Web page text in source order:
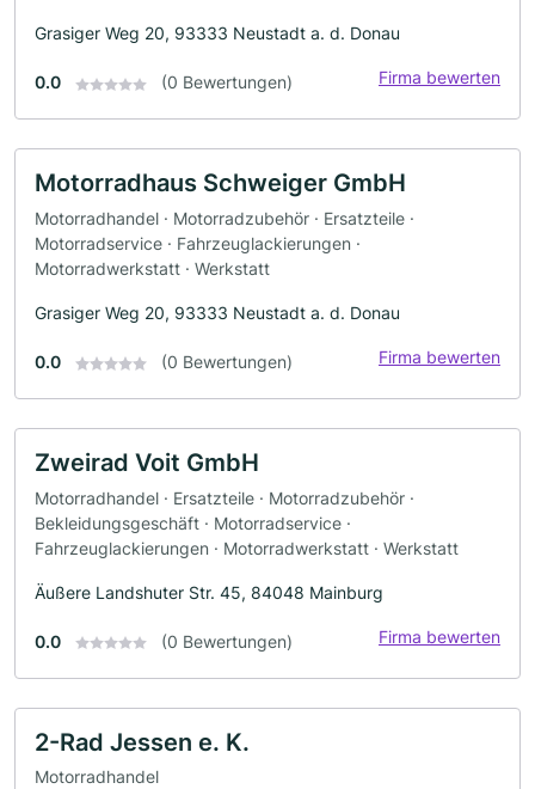
Grasiger Weg 20, 93333 Neustadt a. d. Donau
0.0 (0 Bewertungen) Firma bewerten
Motorradhaus Schweiger GmbH
Motorradhandel · Motorradzubehör · Ersatzteile ·
Motorradservice · Fahrzeuglackierungen ·
Motorradwerkstatt · Werkstatt
Grasiger Weg 20, 93333 Neustadt a. d. Donau
0.0 (0 Bewertungen) Firma bewerten
Zweirad Voit GmbH
Motorradhandel · Ersatzteile · Motorradzubehör ·
Bekleidungsgeschäft · Motorradservice ·
Fahrzeuglackierungen · Motorradwerkstatt · Werkstatt
Äußere Landshuter Str. 45, 84048 Mainburg
0.0 (0 Bewertungen) Firma bewerten
2-Rad Jessen e. K.
Motorradhandel